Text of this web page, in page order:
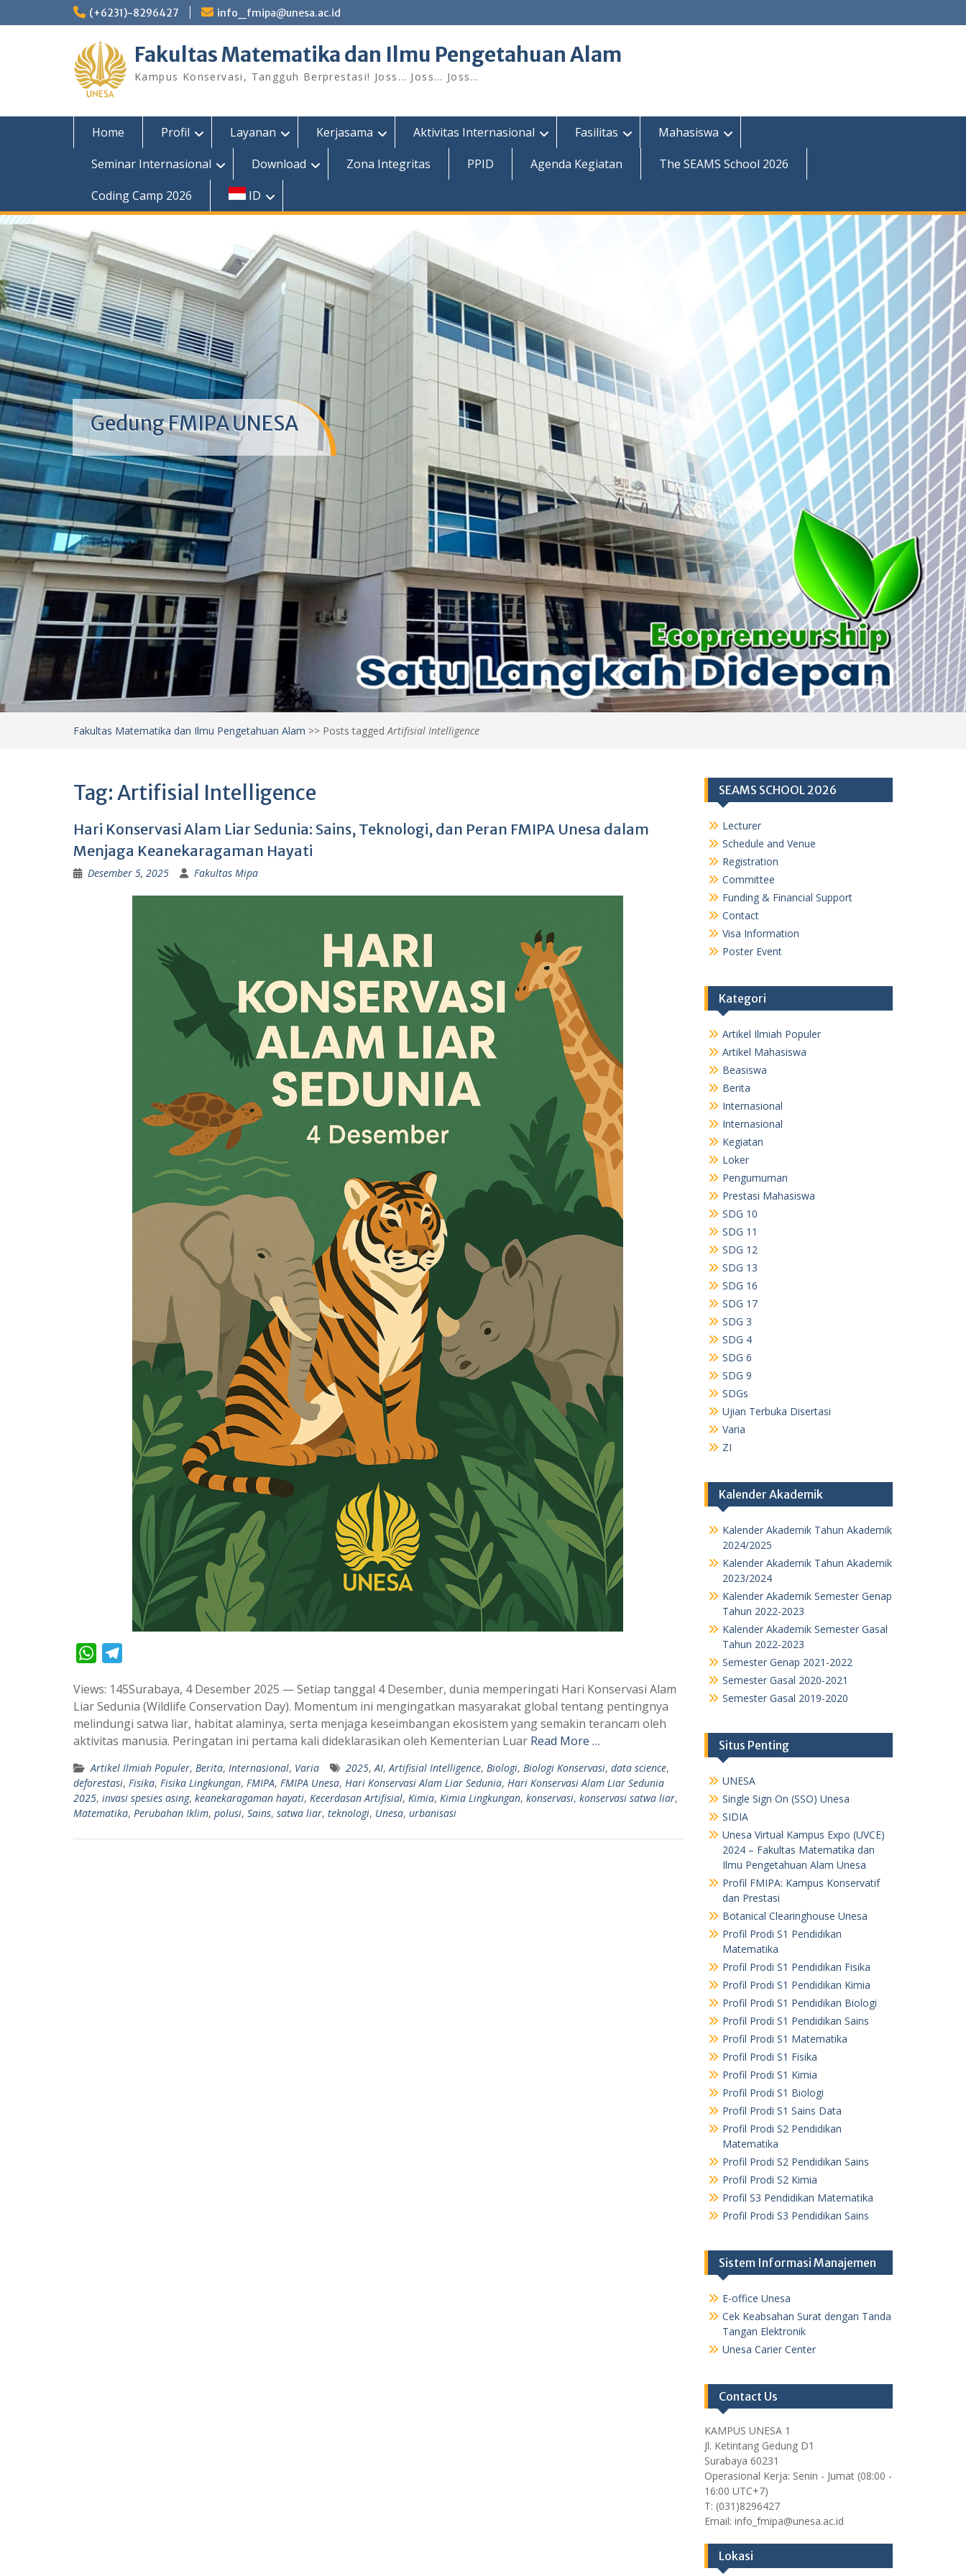
to
(+6231)-8296427 info_fmipa@unesa.ac.id
Fakultas Matematika dan Ilmu Pengetahuan Alam
Kampus Konservasi, Tangguh Berprestasi! Joss… Joss… Joss…
Home Profil Layanan Kerjasama Aktivitas Internasional Fasilitas
Mahasiswa
Seminar Internasional
Download Zona Integritas PPID Agenda Kegiatan
The SEAMS School 2026
Coding Camp 2026
ID
Gedung FMIPA UNESA
Fakultas Matematika dan Ilmu Pengetahuan Alam >> Posts taggedArtifisial Intelligence
Tag:Artifisial Intelligence
Hari Konservasi Alam Liar Sedunia: Sains, Teknologi, dan Peran FMIPA Unesa dalam
Menjaga Keanekaragaman Hayati
Desember 5, 2025 Fakultas Mipa
W
a
t
s
p
p
l
e
g
a
m
Views: 145Surabaya, 4 Desember 2025 — Setiap tanggal 4 Desember, dunia memperingati Hari Konservasi Alam
Liar Sedunia (Wildlife Conservation Day). Momentum ini mengingatkan masyarakat global tentang pentingnya
melindungi satwa liar, habitat alaminya, serta menjaga keseimbangan ekosistem yang semakin terancam oleh
aktivitas manusia. Peringatan ini pertama kali dideklarasikan oleh Kementerian Luar Read More …
Artikel Ilmiah Populer, Berita, Internasional, Varia 2025,AI,Artifisial Intelligence, Biologi, Biologi Konservasi, data science,
deforestasi, Fisika, Fisika Lingkungan, FMIPA, FMIPA Unesa, Hari Konservasi Alam Liar Sedunia, Hari Konservasi Alam Liar Sedunia
2025, invasi spesies asing, keanekaragaman hayati, Kecerdasan Artifisial, Kimia, Kimia Lingkungan, konservasi, konservasi satwa liar,
Matematika, Perubahan Iklim, polusi, Sains, satwa liar, teknologi, Unesa, urbanisasi
SEAMS SCHOOL 2026
Lecturer
Schedule and Venue
Registration
Committee
Funding & Financial Support
Contact
Visa Information
Poster Event
Kategori
Artikel Ilmiah Populer
Artikel Mahasiswa
Beasiswa
Berita
Internasional
Internasional
Kegiatan
Loker
Pengumuman
Prestasi Mahasiswa
SDG 10
SDG 11
SDG 12
SDG 13
SDG 16
SDG 17
SDG 3
SDG 4
SDG 6
SDG 9
SDGs
Ujian Terbuka Disertasi
Varia
ZI
Kalender Akademik
Kalender Akademik Tahun Akademik
2024/2025
Kalender Akademik Tahun Akademik
2023/2024
Kalender Akademik Semester Genap
Tahun 2022-2023
Kalender Akademik Semester Gasal
Tahun 2022-2023
Semester Genap 2021-2022
Semester Gasal 2020-2021
Semester Gasal 2019-2020
Situs Penting
UNESA
Single Sign On (SSO) Unesa
SIDIA
Unesa Virtual Kampus Expo (UVCE)
2024 – Fakultas Matematika dan
Ilmu Pengetahuan Alam Unesa
Profil FMIPA: Kampus Konservatif
dan Prestasi
Botanical Clearinghouse Unesa
Profil Prodi S1 Pendidikan
Matematika
Profil Prodi S1 Pendidikan Fisika
Profil Prodi S1 Pendidikan Kimia
Profil Prodi S1 Pendidikan Biologi
Profil Prodi S1 Pendidikan Sains
Profil Prodi S1 Matematika
Profil Prodi S1 Fisika
Profil Prodi S1 Kimia
Profil Prodi S1 Biologi
Profil Prodi S1 Sains Data
Profil Prodi S2 Pendidikan
Matematika
Profil Prodi S2 Pendidikan Sains
Profil Prodi S2 Kimia
Profil S3 Pendidikan Matematika
Profil Prodi S3 Pendidikan Sains
Sistem Informasi Manajemen
E-office Unesa
Cek Keabsahan Surat dengan Tanda
Tangan Elektronik
Unesa Carier Center
Contact Us
KAMPUS UNESA 1
Jl. Ketintang Gedung D1
Surabaya 60231
Operasional Kerja: Senin - Jumat (08:00 -
16:00 UTC+7)
T: (031)8296427
Email: info_fmipa@unesa.ac.id
Lokasi